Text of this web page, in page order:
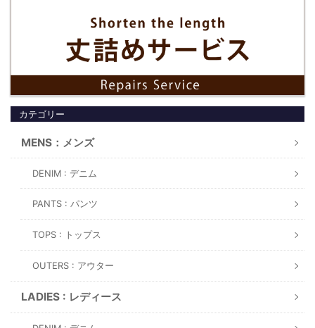
カテゴリー
MENS：メンズ
DENIM : デニム
PANTS : パンツ
TOPS : トップス
OUTERS : アウター
LADIES : レディース